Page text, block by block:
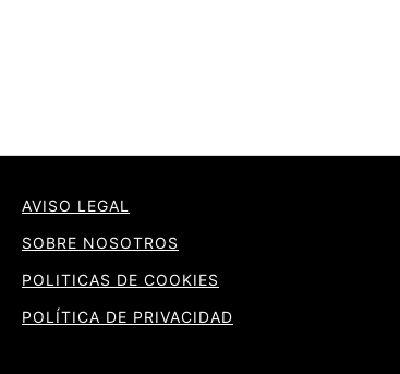
AVISO LEGAL
SOBRE NOSOTROS
POLITICAS DE COOKIES
POLÍTICA DE PRIVACIDAD